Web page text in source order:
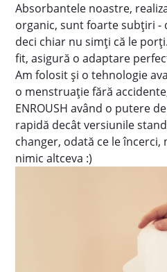
Absorbantele noastre,
organic, sunt foarte subțiri -
deci chiar nu simți că le
fit, asigură o adaptare
Am folosit și o tehnologie
o menstruație fără
ENROUSH având o putere
rapidă decât versiunile
changer, odată ce le încerci,
nimic altceva :)